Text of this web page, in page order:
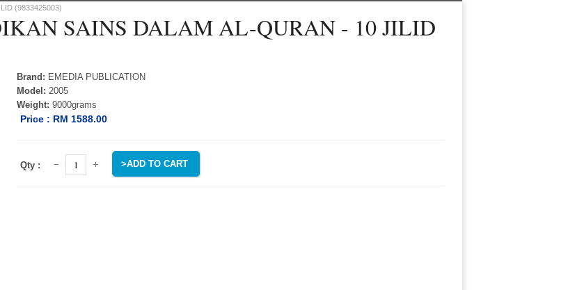
(9833425003)
SAINS DALAM AL-QURAN - 10 JILID
Brand: EMEDIA PUBLICATION
Model: 2005
Weight: 9000grams
Price : RM 1588.00
Qty :